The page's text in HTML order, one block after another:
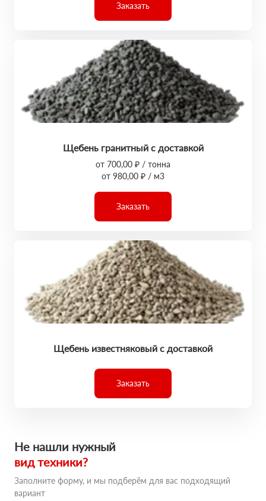
Заказать
Щебень гранитный с доставкой
от 700,00 ₽ / тонна
от 980,00 ₽ / м3
Заказать
Щебень известняковый с доставкой
Заказать
Не нашли нужный
вид техники?
Заполните форму, и мы подберём для вас подходящий
вариант